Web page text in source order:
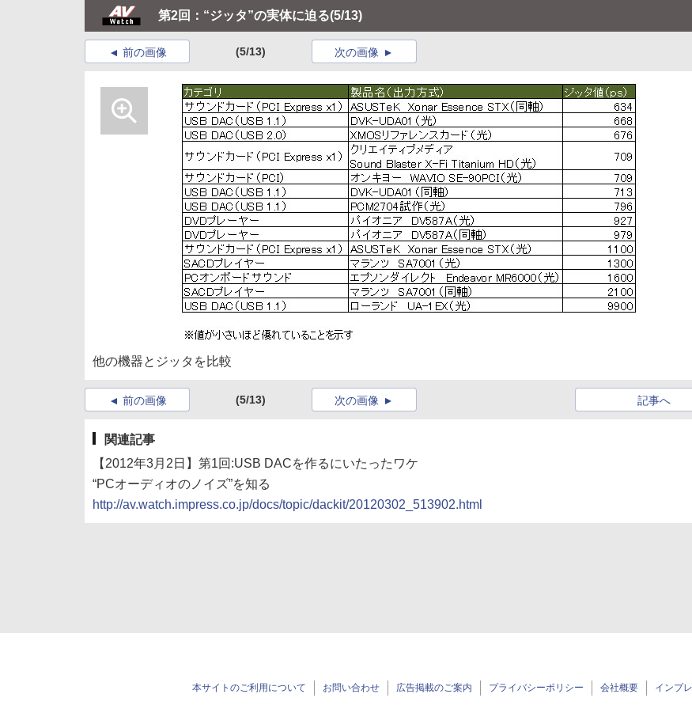
第2回：“ジッタ”の実体に迫る(5/13)
前の画像 (5/13) 次の画像
他の機器とジッタを比較
前の画像 (5/13) 記事へ
次の画像
関連記事
【2012年3月2日】第1回:USB DACを作るにいたったワケ
“PCオーディオのノイズ”を知る
http://av.watch.impress.co.jp/docs/topic/dackit/20120302_513902.html
本サイトのご利用について お問い合わせ 広告掲載のご案内 プライバシーポリシー 会社概要 インプ